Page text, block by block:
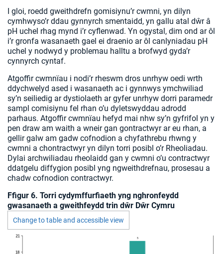
I gloi, roedd gweithdrefn gomisiynu’r cwmni, yn dilyn
cymhwyso’r ddau gynnyrch smentaidd, yn gallu atal dŵr â
pH uchel rhag mynd i’r cyflenwad. Yn ogystal, dim ond ar ôl
i’r gronfa wasanaeth gael ei draenio ar ôl canlyniadau pH
uchel y nodwyd y problemau halltu a brofwyd gyda’r
cynnyrch cyntaf.
Atgoffir cwmnïau i nodi’r rheswm dros unrhyw oedi wrth
ddychwelyd ased i wasanaeth ac i gynnwys ymchwiliad
sy’n seiliedig ar dystiolaeth ar gyfer unrhyw dorri paramedr
sampl comisiynu fel rhan o’u dyletswyddau adrodd
parhaus. Atgoffir cwmnïau hefyd mai nhw sy’n gyfrifol yn y
pen draw am waith a wneir gan gontractwyr ar eu rhan, a
gellir galw am gadw cofnodion a chyfathrebu rhwng y
cwmni a chontractwyr yn dilyn torri posibl o’r Rheoliadau.
Dylai archwiliadau rheolaidd gan y cwmni o’u contractwyr
ddatgelu diffygion posibl yng ngweithdrefnau, prosesau a
chadw cofnodion contractwyr.
Ffigur 6. Torri cydymffurfiaeth yng nghronfeydd
gwasanaeth a gweithfeydd trin dŵr Dŵr Cymru
Change to table and accessible view
Chart visible